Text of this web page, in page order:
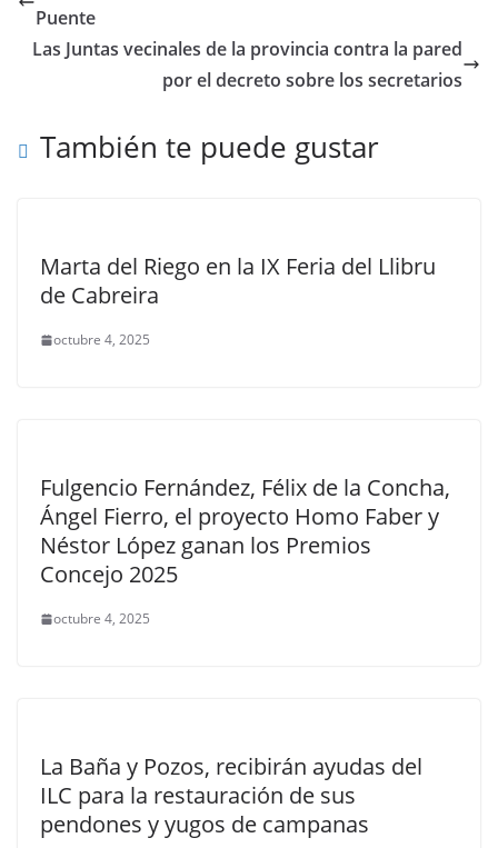
Puente
Las Juntas vecinales de la provincia contra la pared
por el decreto sobre los secretarios
También te puede gustar
Marta del Riego en la IX Feria del Llibru
de Cabreira
octubre 4, 2025
Fulgencio Fernández, Félix de la Concha,
Ángel Fierro, el proyecto Homo Faber y
Néstor López ganan los Premios
Concejo 2025
octubre 4, 2025
La Baña y Pozos, recibirán ayudas del
ILC para la restauración de sus
pendones y yugos de campanas